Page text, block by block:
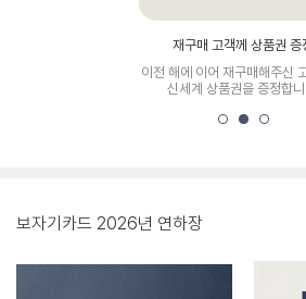
재구매 고객께 상품권 증
이전 해에 이어 재구매해주신
신세계 상품권을 증정합
보자기카드 2026년 연하장